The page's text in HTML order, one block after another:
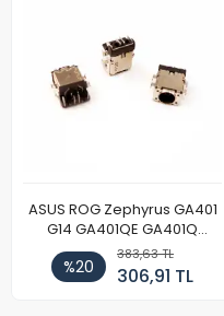
ASUS ROG Zephyrus GA401
G14 GA401QE GA401Q
GA402 GA402R GA402RK
HQ058T GA503QR GA503QS
GA503QM GA503QE GX650
%20
383,63 TL
306,91 TL